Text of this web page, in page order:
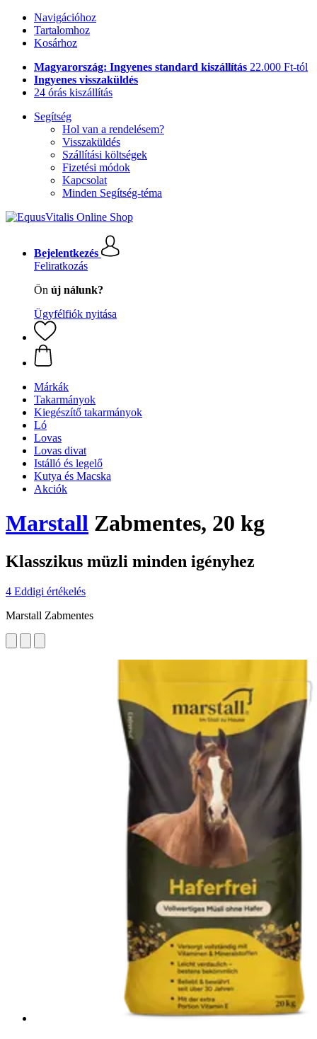
Navigációhoz
Tartalomhoz
Kosárhoz
Magyarország: Ingyenes standard kiszállítás 22.000 Ft-tól
Ingyenes visszaküldés
24 órás kiszállítás
Segítség
Hol van a rendelésem?
Visszaküldés
Szállítási költségek
Fizetési módok
Kapcsolat
Minden Segítség-téma
Bejelentkezés
Feliratkozás
Ön új nálunk?
Ügyfélfiók nyitása
Márkák
Takarmányok
Kiegészítő takarmányok
Ló
Lovas
Lovas divat
Istálló és legelő
Kutya és Macska
Akciók
Marstall Zabmentes, 20 kg
Klasszikus müzli minden igényhez
4 Eddigi értékelés
Marstall Zabmentes